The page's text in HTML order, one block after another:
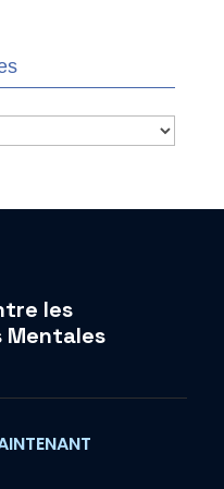
les
Mentales